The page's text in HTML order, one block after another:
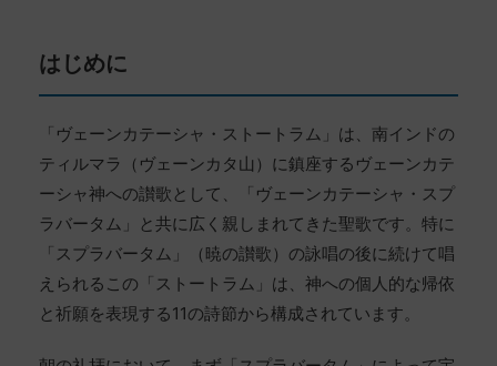
はじめに
「ヴェーンカテーシャ・ストートラム」は、南インドの
ティルマラ（ヴェーンカタ山）に鎮座するヴェーンカテ
ーシャ神への讃歌として、「ヴェーンカテーシャ・スプ
ラバータム」と共に広く親しまれてきた聖歌です。特に
「スプラバータム」（暁の讃歌）の詠唱の後に続けて唱
えられるこの「ストートラム」は、神への個人的な帰依
と祈願を表現する11の詩節から構成されています。